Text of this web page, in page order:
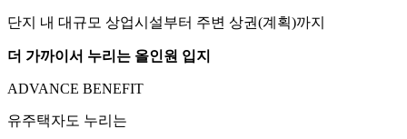
단지 내 대규모 상업시설부터 주변 상권(계획)까지
더 가까이서 누리는 올인원 입지
ADVANCE BENEFIT
유주택자도 누리는